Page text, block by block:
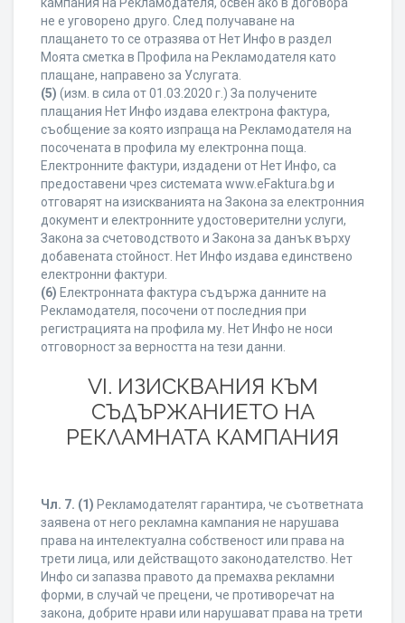
не е уговорено друго. След получаване на
плащането то се отразява от Нет Инфо в раздел
Моята сметка в Профила на Рекламодателя като
плащане, направено за Услугата.
(5) (изм. в сила от 01.03.2020 г.) За получените
плащания Нет Инфо издава електрона фактура,
съобщение за която изпраща на Рекламодателя на
посочената в профила му електронна поща.
Електронните фактури, издадени от Нет Инфо, са
предоставени чрез системата www.eFaktura.bg и
отговарят на изискванията на Закона за електронния
документ и електронните удостоверителни услуги,
Закона за счетоводството и Закона за данък върху
добавената стойност. Нет Инфо издава единствено
електронни фактури.
(6) Електронната фактура съдържа данните на
Рекламодателя, посочени от последния при
регистрацията на профила му. Нет Инфо не носи
отговорност за верността на тези данни.
VI. ИЗИСКВАНИЯ КЪМ
СЪДЪРЖАНИЕТО НА
РЕКЛАМНАТА КАМПАНИЯ
Чл. 7. (1) Рекламодателят гарантира, че съответната
заявена от него рекламна кампания не нарушава
права на интелектуална собственост или права на
трети лица, или действащото законодателство. Нет
Инфо си запазва правото да премахва рекламни
форми, в случай че прецени, че противоречат на
закона, добрите нрави или нарушават права на трети